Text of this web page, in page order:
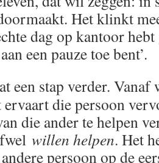
Het klinkt
dag op kantoor hebt
een pauze toe bent’.
een stap verder. Vanaf
die persoon
die ander te helpen
willen helpen. Het
persoon op de